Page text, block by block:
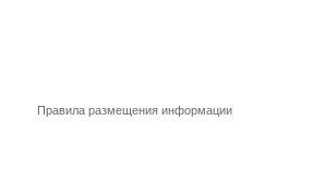
Правила размещения информации